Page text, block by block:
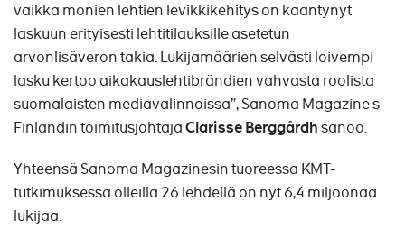
vaikka monien lehtien levikkikehitys on kääntynyt
laskuun erityisesti lehtitilauksille asetetun
arvonlisäveron takia. Lukijamäärien selvästi loivempi
lasku kertoo aikakauslehtibrändien vahvasta roolista
suomalaisten mediavalinnoissa”, Sanoma Magazine s
Finlandin toimitusjohtajaClarisse Berggårdhsanoo.
Yhteensä Sanoma Magazinesin tuoreessa KMT-
tutkimuksessa olleilla 26 lehdellä on nyt 6,4 miljoonaa
lukijaa.